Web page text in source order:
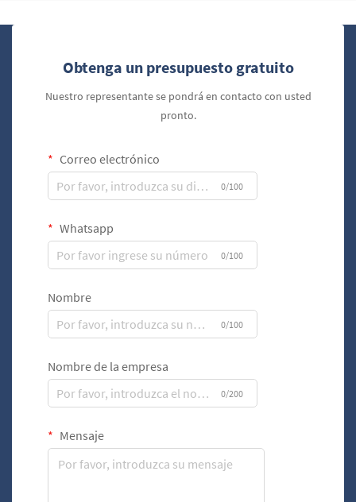
Obtenga un presupuesto gratuito
Nuestro representante se pondrá en contacto con usted
pronto.
Correo electrónico
0/100
Whatsapp
0/100
Nombre
0/100
Nombre de la empresa
0/200
Mensaje